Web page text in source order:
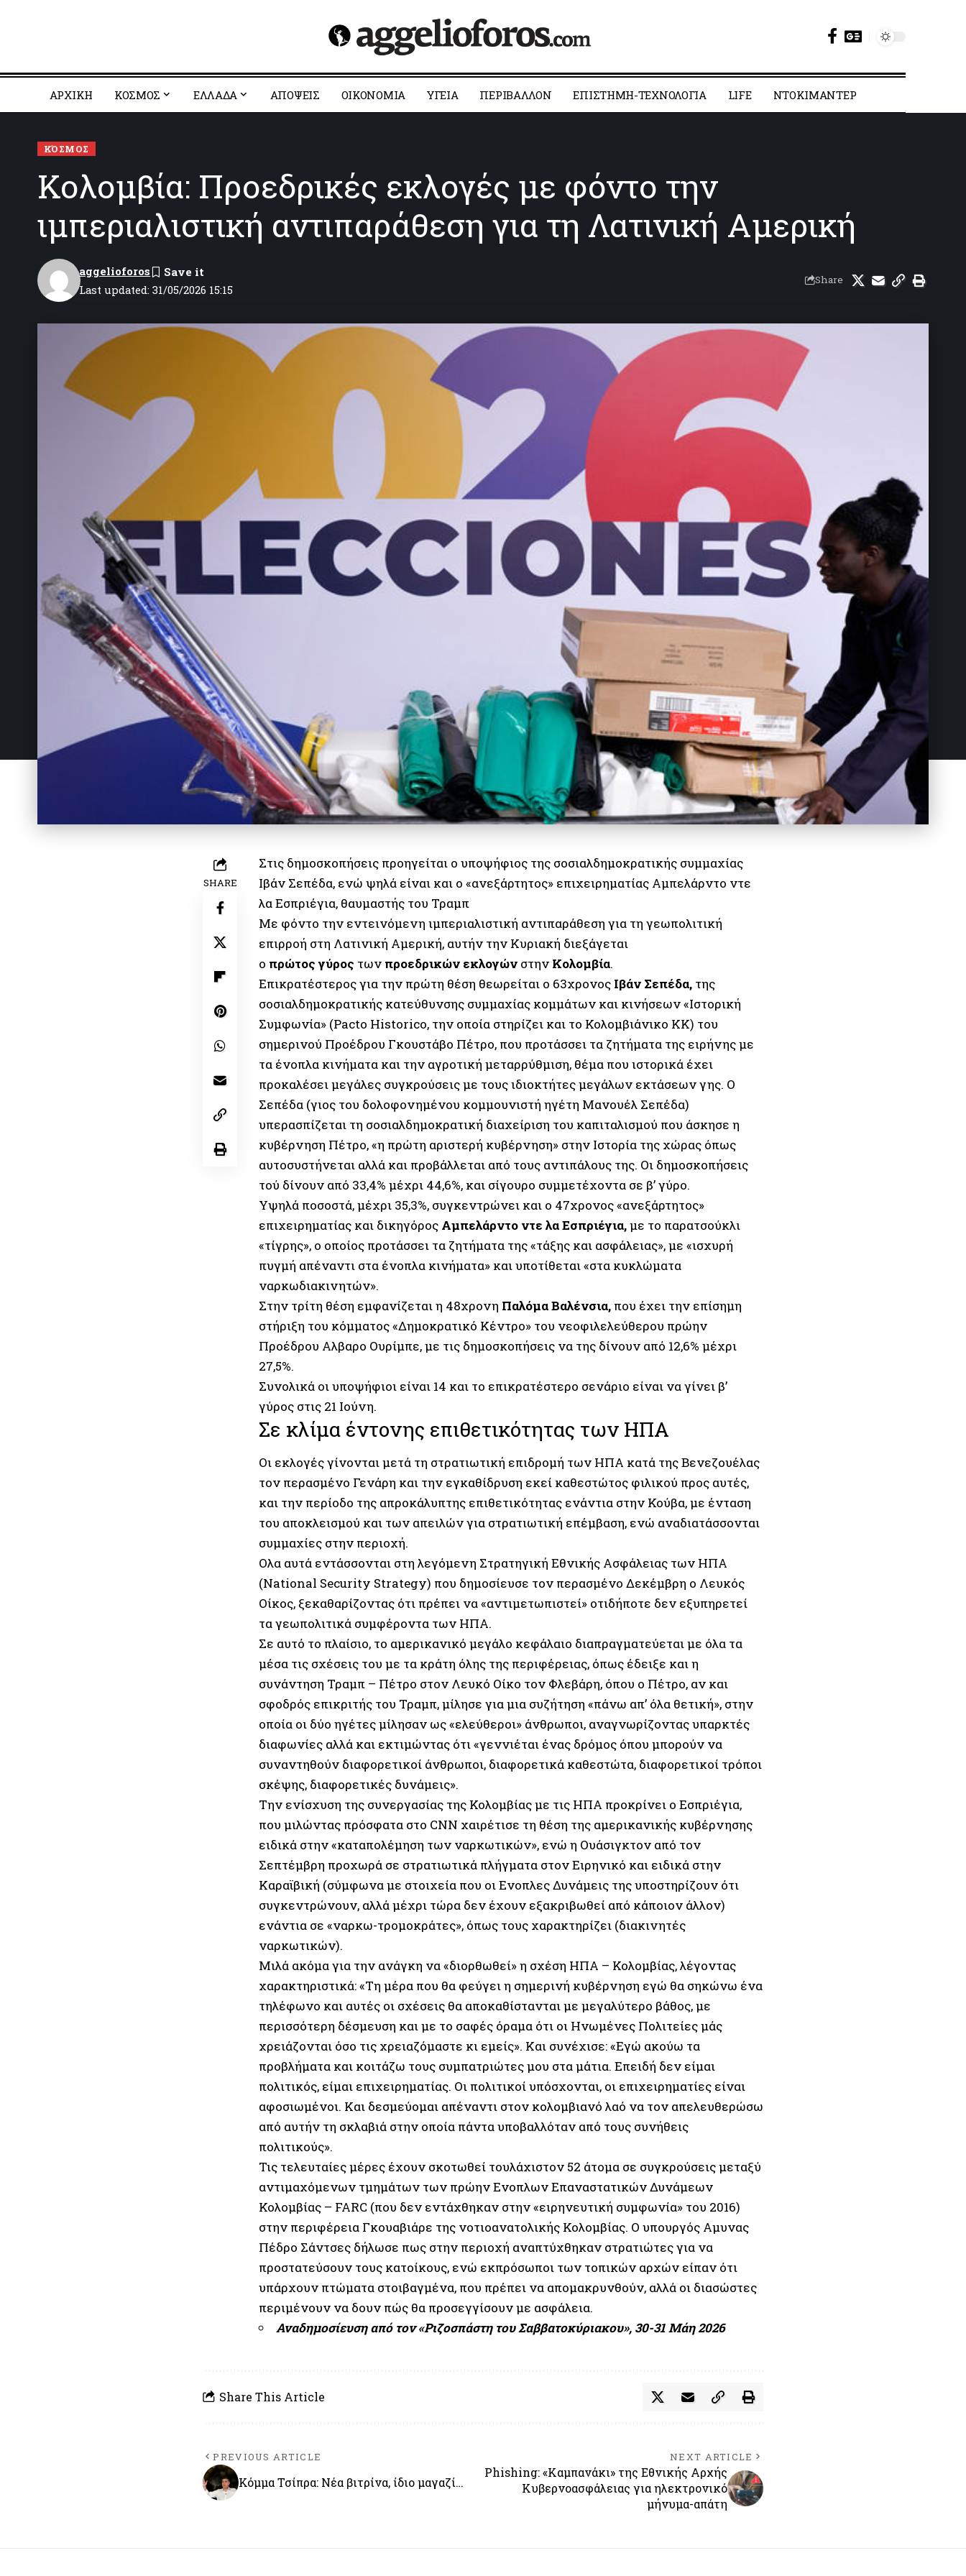
ΑΡΧΙΚΗ ΚΟΣΜΟΣ EΛΛΑΔΑ ΑΠΟΨΕΙΣ ΟΙΚΟΝΟΜΙΑ YΓΕΙΑ ΠΕΡΙΒΑΛΛΟΝ ΕΠΙΣΤΗΜΗ-ΤΕΧΝΟΛΟΓΙΑ LIFE ΝΤΟΚΙΜΑΝΤΕΡ
ΚΌΣΜΟΣ
Κολομβία: Προεδρικές εκλογές με φόντο την
ιμπεριαλιστική αντιπαράθεση για τη Λατινική Αμερική
Last updated: 31/05/2026 15:15
aggelioforos
Share
SHARE
Στις δημοσκοπήσεις προηγείται ο υποψήφιος της σοσιαλδημοκρατικής συμμαχίας
Ιβάν Σεπέδα, ενώ ψηλά είναι και ο «ανεξάρτητος» επιχειρηματίας Αμπελάρντο ντε
λα Εσπριέγια, θαυμαστής του Τραμπ
Με φόντο την εντεινόμενη ιμπεριαλιστική αντιπαράθεση για τη γεωπολιτική
επιρροή στη Λατινική Αμερική, αυτήν την Κυριακή διεξάγεται
ο πρώτος γύρος των προεδρικών εκλογών στην Κολομβία.
Επικρατέστερος για την πρώτη θέση θεωρείται ο 63χρονος Ιβάν Σεπέδα, της
σοσιαλδημοκρατικής κατεύθυνσης συμμαχίας κομμάτων και κινήσεων «Ιστορική
Συμφωνία» (Pacto Historico, την οποία στηρίζει και το Κολομβιάνικο ΚΚ) του
σημερινού Προέδρου Γκουστάβο Πέτρο, που προτάσσει τα ζητήματα της ειρήνης με
τα ένοπλα κινήματα και την αγροτική μεταρρύθμιση, θέμα που ιστορικά έχει
προκαλέσει μεγάλες συγκρούσεις με τους ιδιοκτήτες μεγάλων εκτάσεων γης. Ο
Σεπέδα (γιος του δολοφονημένου κομμουνιστή ηγέτη Μανουέλ Σεπέδα)
υπερασπίζεται τη σοσιαλδημοκρατική διαχείριση του καπιταλισμού που άσκησε η
κυβέρνηση Πέτρο, «η πρώτη αριστερή κυβέρνηση» στην Ιστορία της χώρας όπως
αυτοσυστήνεται αλλά και προβάλλεται από τους αντιπάλους της. Οι δημοσκοπήσεις
τού δίνουν από 33,4% μέχρι 44,6%, και σίγουρο συμμετέχοντα σε β’ γύρο.
Υψηλά ποσοστά, μέχρι 35,3%, συγκεντρώνει και ο 47χρονος «ανεξάρτητος»
επιχειρηματίας και δικηγόρος Αμπελάρντο ντε λα Εσπριέγια,με το παρατσούκλι
«τίγρης», ο οποίος προτάσσει τα ζητήματα της «τάξης και ασφάλειας», με «ισχυρή
πυγμή απέναντι στα ένοπλα κινήματα» και υποτίθεται «στα κυκλώματα
ναρκωδιακινητών».
Στην τρίτη θέση εμφανίζεται η 48χρονη Παλόμα Βαλένσια, που έχει την επίσημη
στήριξη του κόμματος «Δημοκρατικό Κέντρο» του νεοφιλελεύθερου πρώην
Προέδρου Αλβαρο Ουρίμπε, με τις δημοσκοπήσεις να της δίνουν από 12,6% μέχρι
27,5%.
Συνολικά οι υποψήφιοι είναι 14 και το επικρατέστερο σενάριο είναι να γίνει β’
γύρος στις 21 Ιούνη.
Σε κλίμα έντονης επιθετικότητας των ΗΠΑ
Οι εκλογές γίνονται μετά τη στρατιωτική επιδρομή των ΗΠΑ κατά της Βενεζουέλας
τον περασμένο Γενάρη και την εγκαθίδρυση εκεί καθεστώτος φιλικού προς αυτές,
και την περίοδο της απροκάλυπτης επιθετικότητας ενάντια στην Κούβα, με ένταση
του αποκλεισμού και των απειλών για στρατιωτική επέμβαση, ενώ αναδιατάσσονται
συμμαχίες στην περιοχή.
Ολα αυτά εντάσσονται στη λεγόμενη Στρατηγική Εθνικής Ασφάλειας των ΗΠΑ
(National Security Strategy) που δημοσίευσε τον περασμένο Δεκέμβρη ο Λευκός
Οίκος, ξεκαθαρίζοντας ότι πρέπει να «αντιμετωπιστεί» οτιδήποτε δεν εξυπηρετεί
τα γεωπολιτικά συμφέροντα των ΗΠΑ.
Σε αυτό το πλαίσιο, το αμερικανικό μεγάλο κεφάλαιο διαπραγματεύεται με όλα τα
μέσα τις σχέσεις του με τα κράτη όλης της περιφέρειας, όπως έδειξε και η
συνάντηση Τραμπ – Πέτρο στον Λευκό Οίκο τον Φλεβάρη, όπου ο Πέτρο, αν και
σφοδρός επικριτής του Τραμπ, μίλησε για μια συζήτηση «πάνω απ’ όλα θετική», στην
οποία οι δύο ηγέτες μίλησαν ως «ελεύθεροι» άνθρωποι, αναγνωρίζοντας υπαρκτές
διαφωνίες αλλά και εκτιμώντας ότι «γεννιέται ένας δρόμος όπου μπορούν να
συναντηθούν διαφορετικοί άνθρωποι, διαφορετικά καθεστώτα, διαφορετικοί τρόποι
σκέψης, διαφορετικές δυνάμεις».
Την ενίσχυση της συνεργασίας της Κολομβίας με τις ΗΠΑ προκρίνει ο Εσπριέγια,
που μιλώντας πρόσφατα στο CNN χαιρέτισε τη θέση της αμερικανικής κυβέρνησης
ειδικά στην «καταπολέμηση των ναρκωτικών», ενώ η Ουάσιγκτον από τον
Σεπτέμβρη προχωρά σε στρατιωτικά πλήγματα στον Ειρηνικό και ειδικά στην
Καραϊβική (σύμφωνα με στοιχεία που οι Ενοπλες Δυνάμεις της υποστηρίζουν ότι
συγκεντρώνουν, αλλά μέχρι τώρα δεν έχουν εξακριβωθεί από κάποιον άλλον)
ενάντια σε «ναρκω-τρομοκράτες», όπως τους χαρακτηρίζει (διακινητές
ναρκωτικών).
Μιλά ακόμα για την ανάγκη να «διορθωθεί» η σχέση ΗΠΑ – Κολομβίας, λέγοντας
χαρακτηριστικά: «Τη μέρα που θα φεύγει η σημερινή κυβέρνηση εγώ θα σηκώνω ένα
τηλέφωνο και αυτές οι σχέσεις θα αποκαθίστανται με μεγαλύτερο βάθος, με
περισσότερη δέσμευση και με το σαφές όραμα ότι οι Ηνωμένες Πολιτείες μάς
χρειάζονται όσο τις χρειαζόμαστε κι εμείς». Και συνέχισε: «Εγώ ακούω τα
προβλήματα και κοιτάζω τους συμπατριώτες μου στα μάτια. Επειδή δεν είμαι
πολιτικός, είμαι επιχειρηματίας. Οι πολιτικοί υπόσχονται, οι επιχειρηματίες είναι
αφοσιωμένοι. Και δεσμεύομαι απέναντι στον κολομβιανό λαό να τον απελευθερώσω
από αυτήν τη σκλαβιά στην οποία πάντα υποβαλλόταν από τους συνήθεις
πολιτικούς».
Τις τελευταίες μέρες έχουν σκοτωθεί τουλάχιστον 52 άτομα σε συγκρούσεις μεταξύ
αντιμαχόμενων τμημάτων των πρώην Ενοπλων Επαναστατικών Δυνάμεων
Κολομβίας – FARC (που δεν εντάχθηκαν στην «ειρηνευτική συμφωνία» του 2016)
στην περιφέρεια Γκουαβιάρε της νοτιοανατολικής Κολομβίας. Ο υπουργός Αμυνας
Πέδρο Σάντσες δήλωσε πως στην περιοχή αναπτύχθηκαν στρατιώτες για να
προστατεύσουν τους κατοίκους, ενώ εκπρόσωποι των τοπικών αρχών είπαν ότι
υπάρχουν πτώματα στοιβαγμένα, που πρέπει να απομακρυνθούν, αλλά οι διασώστες
περιμένουν να δουν πώς θα προσεγγίσουν με ασφάλεια.
Αναδημοσίευση από τον«Ριζοσπάστη του Σαββατοκύριακου», 30-31 Μάη 2026
Share This Article
PREVIOUS ARTICLE
Κόμμα Τσίπρα: Νέα βιτρίνα, ίδιο μαγαζί…
NEXT ARTICLE
Phishing: «Καμπανάκι» της Εθνικής Αρχής
Κυβερνοασφάλειας για ηλεκτρονικό
μήνυμα-απάτη